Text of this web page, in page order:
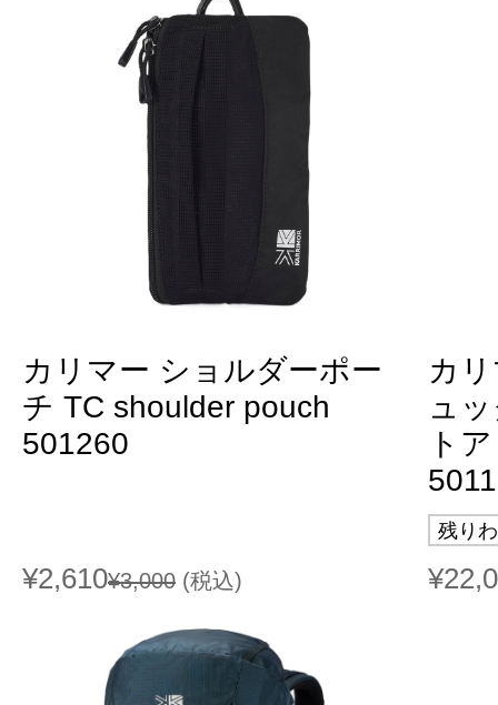
カリマー ショルダーポー
チ TC shoulder pouch
501260
¥2,610¥3,000 (税込)
カ
ュ
ト
残り